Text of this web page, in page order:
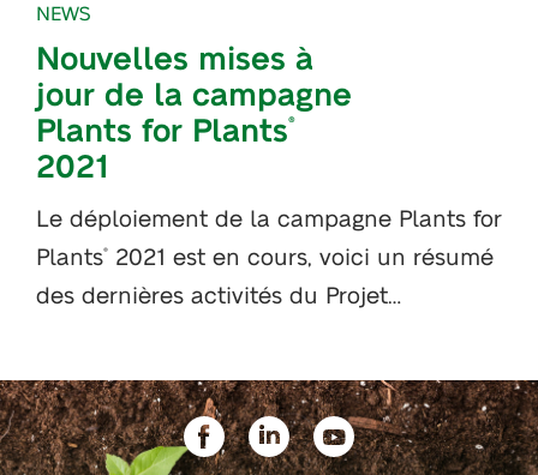
NEWS
Nouvelles mises à
jour de la campagne
Plants for Plants®
2021
Le déploiement de la campagne Plants for
Plants®
2021 est en cours, voici un résumé
des dernières activités du Projet…